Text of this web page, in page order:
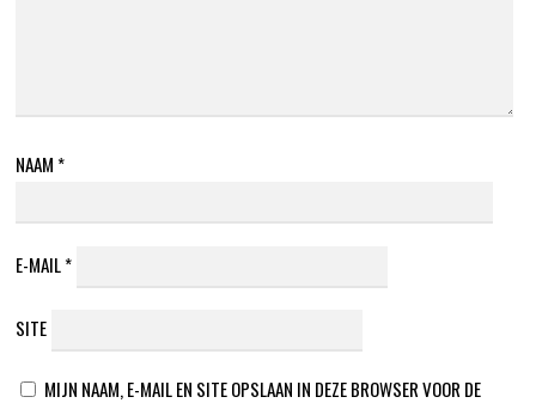
NAAM *
E-MAIL*
SITE
MIJN NAAM, E-MAIL EN SITE OPSLAAN IN DEZE BROWSER VOOR DE